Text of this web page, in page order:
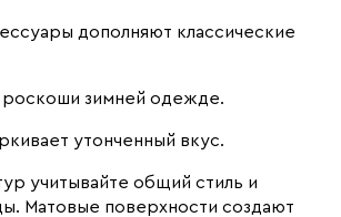
дополняют классические
роскоши зимней одежде.
утонченный вкус.
учитывайте общий стиль и
Матовые поверхности создают